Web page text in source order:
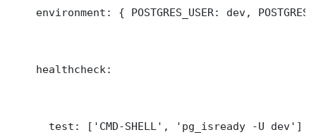
environment: { POSTGRES_USER: dev,
    healthcheck:
      test: ['CMD-SHELL', 'pg_isready -U dev']